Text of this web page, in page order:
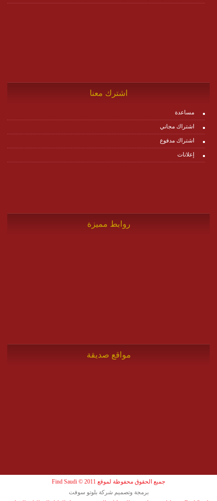
اشترك معنا
مساعدة
اشتراك مجاني
اشتراك مدفوع
إعلانات
روابط مميزة
مواقع صديقة
جميع الحقوق محفوظة لموقع Find Saudi © 2011
برمجة وتصميم شركة بلوتو سوفت